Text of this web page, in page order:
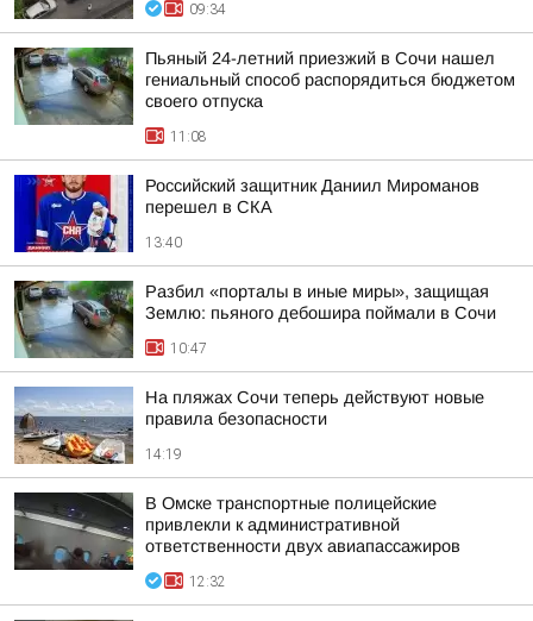
09:34
Пьяный 24-летний приезжий в Сочи нашел
гениальный способ распорядиться бюджетом
своего отпуска
11:08
Российский защитник Даниил Мироманов
перешел в СКА
13:40
Разбил «порталы в иные миры», защищая
Землю: пьяного дебошира поймали в Сочи
10:47
На пляжах Сочи теперь действуют новые
правила безопасности
14:19
В Омске транспортные полицейские
привлекли к административной
ответственности двух авиапассажиров
12:32